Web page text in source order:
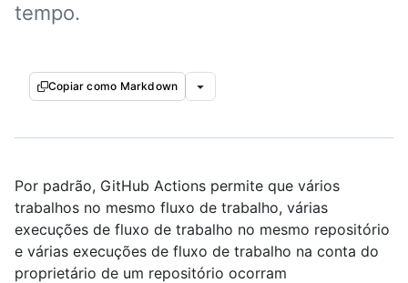
tempo.
Copiar como Markdown
Por padrão, GitHub Actions permite que vários
trabalhos no mesmo fluxo de trabalho, várias
execuções de fluxo de trabalho no mesmo repositório
e várias execuções de fluxo de trabalho na conta do
proprietário de um repositório ocorram